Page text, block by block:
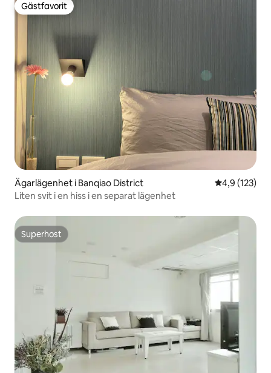
Gästfavorit
Gästfavorit
Ägarlägenhet i Banqiao District 4,9 av 5 i
4,9 (123)
Liten svit i en hiss i en separat lägenhet
Superhost
Superhost